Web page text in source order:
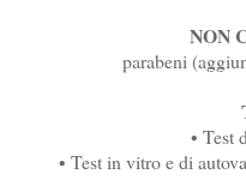
NON
parabeni
• Test
• Test in vitro e di